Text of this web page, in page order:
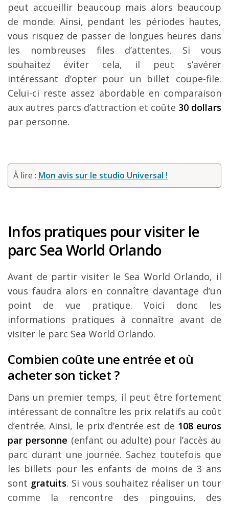
peut accueillir beaucoup mais alors beaucoup
de monde. Ainsi, pendant les périodes hautes,
vous risquez de passer de longues heures dans
les nombreuses files d’attentes. Si vous
souhaitez éviter cela, il peut s’avérer
intéressant d’opter pour un billet coupe-file.
Celui-ci reste assez abordable en comparaison
aux autres parcs d’attraction et coûte 30 dollars
par personne.
À lire : Mon avis sur le studio Universal !
Infos pratiques pour visiter le
parc Sea World Orlando
Avant de partir visiter le Sea World Orlando, il
vous faudra alors en connaître davantage d’un
point de vue pratique. Voici donc les
informations pratiques à connaître avant de
visiter le parc Sea World Orlando.
Combien coûte une entrée et où
acheter son ticket ?
Dans un premier temps, il peut être fortement
intéressant de connaître les prix relatifs au coût
d’entrée. Ainsi, le prix d’entrée est de 108 euros
par personne (enfant ou adulte) pour l’accès au
parc durant une journée. Sachez toutefois que
les billets pour les enfants de moins de 3 ans
sont gratuits. Si vous souhaitez réaliser un tour
comme la rencontre des pingouins, des